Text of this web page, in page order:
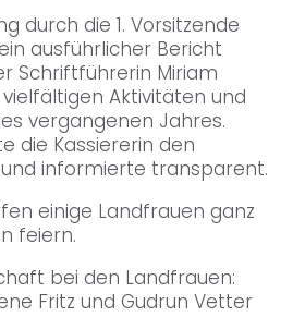
durch die 1. Vorsitzende
ausführlicher Bericht
Schriftführerin Miriam
Aktivitäten und
vergangenen Jahres.
die Kassiererin den
informierte transparent.
einige Landfrauen ganz
feiern.
bei den Landfrauen:
Fritz und Gudrun Vetter